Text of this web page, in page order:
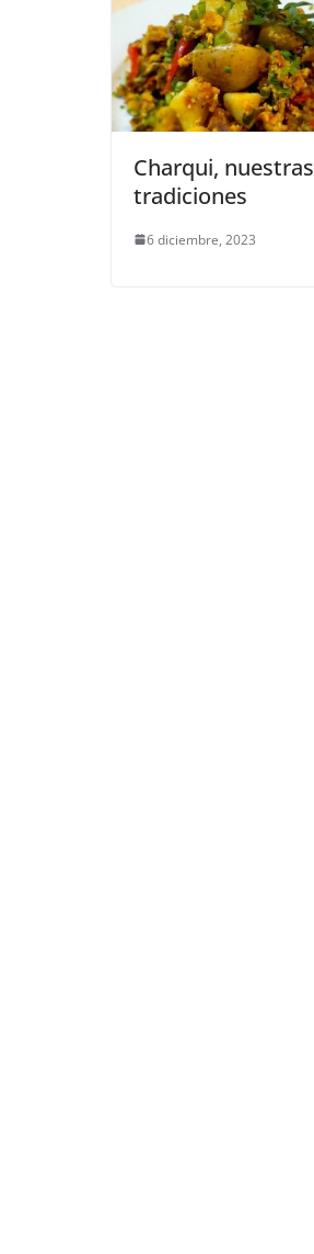
Charqui, nuestras
tradiciones
6 diciembre, 2023